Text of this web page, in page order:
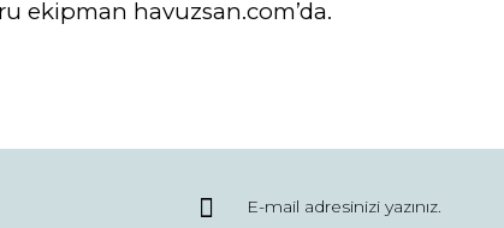
ekipman havuzsan.com’da.